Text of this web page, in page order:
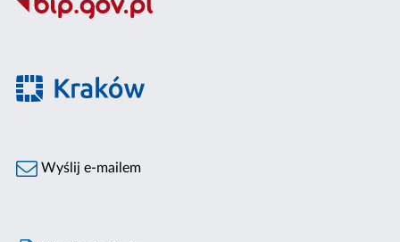
Wyślij e-mailem